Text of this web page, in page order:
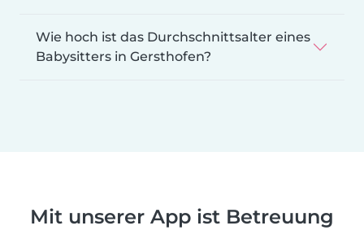
Wie hoch ist das Durchschnittsalter eines
Babysitters in Gersthofen?
Mit unserer App ist Betreuung